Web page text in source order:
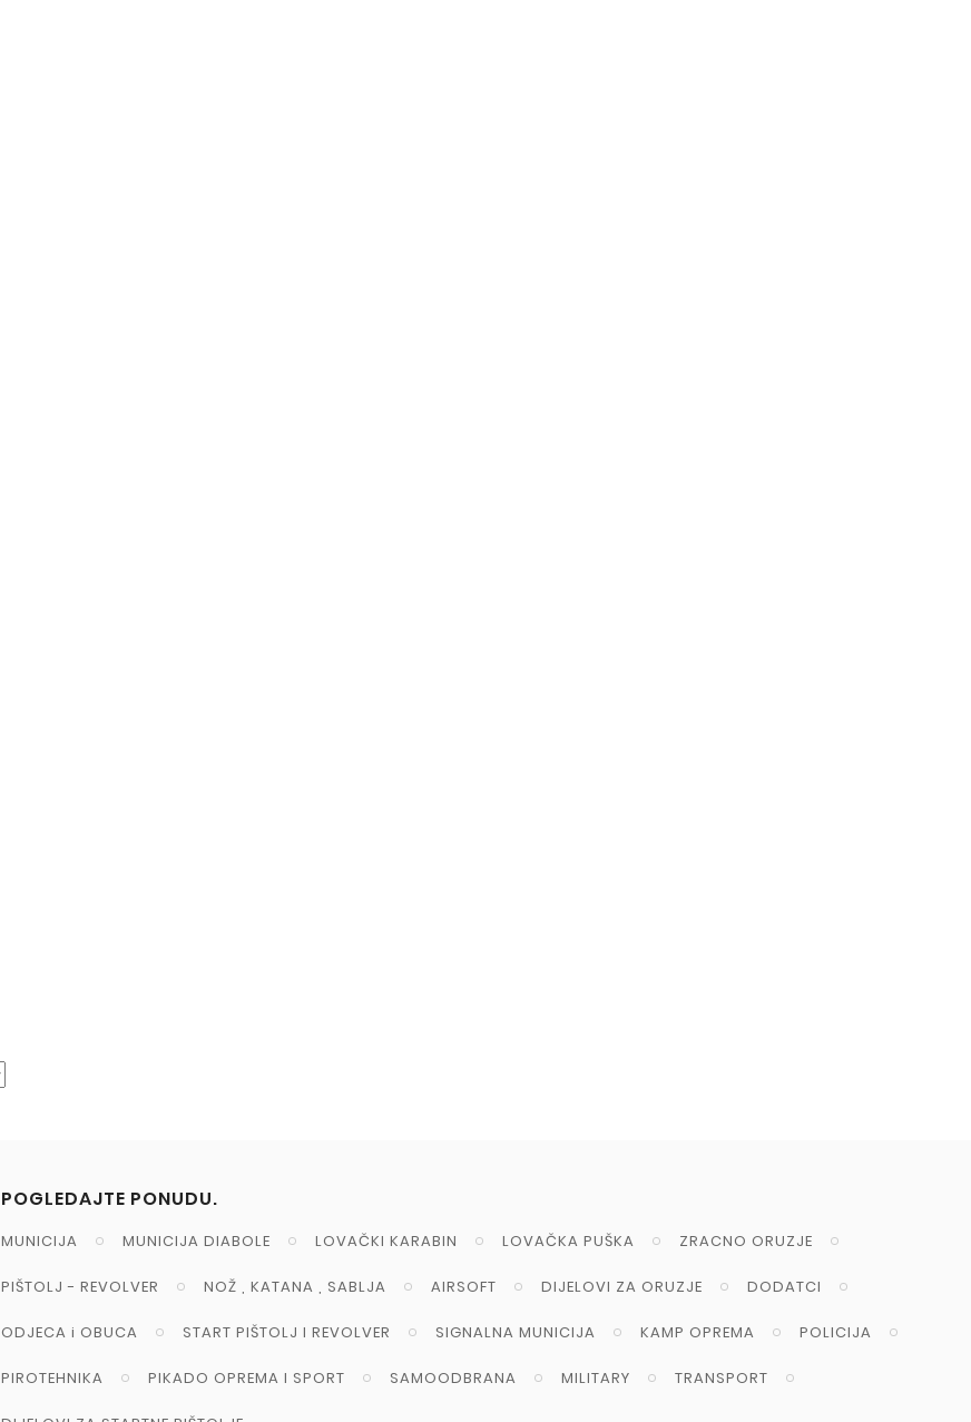
POGLEDAJTE PONUDU.
MUNICIJA MUNICIJA DIABOLE LOVAČKI KARABIN LOVAČKA PUŠKA ZRACNO ORUZJE
PIŠTOLJ - REVOLVER NOŽ , KATANA , SABLJA AIRSOFT DIJELOVI ZA ORUZJE DODATCI
ODJECA i OBUCA START PIŠTOLJ I REVOLVER SIGNALNA MUNICIJA KAMP OPREMA POLICIJA
PIROTEHNIKA PIKADO OPREMA I SPORT SAMOODBRANA MILITARY TRANSPORT